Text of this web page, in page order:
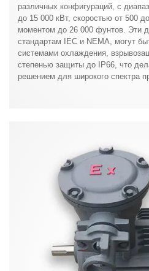
различных конфигураций, с
до 15 000 кВт, скоростью от 500
моментом до 26 000 фунтов. Эти
стандартам IEC и NEMA, могут
системами охлаждения,
степенью защиты до IP66, что
решением для широкого спектра